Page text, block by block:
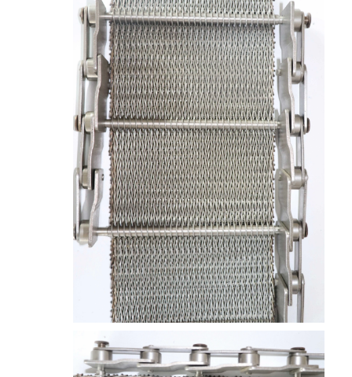
منزل
المنتجات
حول بنا
جولة في المعمل
ضبط الجودة
اتصل بنا